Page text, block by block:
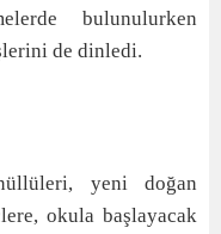
bulunulurken
de dinledi.
yeni doğan
okula başlayacak